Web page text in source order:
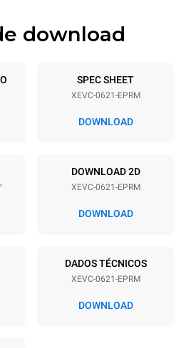
da bandeja
GN 2/1
Potência elétrica
20,5 kW
NÃO INCLUÍDO
download
SPEC SHEET
XEVC-0621-EPRM
DOWNLOAD
DOWNLOAD 2D
XEVC-0621-EPRM
DOWNLOAD
DADOS TÉCNICOS
XEVC-0621-EPRM
DOWNLOAD